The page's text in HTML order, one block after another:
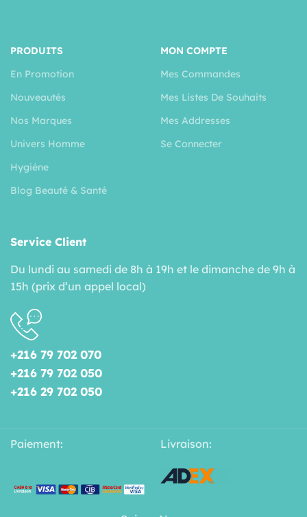
PRODUITS
En Promotion
Nouveautés
Nos Marques
Univers Homme
Hygiéne
Blog Beauté & Santé
MON COMPTE
Mes Commandes
Mes Listes De Souhaits
Mes Addresses
Se Connecter
Service Client
Du lundi au samedi de 8h à 19h et le dimanche de 9h à
15h (prix d’un appel local)
+216 79 702 070
+216 79 702 050
+216 29 702 050
Paiement: Livraison: